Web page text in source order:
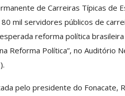
de Carreiras Típicas de
mil servidores públicos de
reforma política
Reforma Política”, no Auditório
pelo presidente do Fonacate,
Clube De Benefícios
Reúne Dezenas De Escolas
Comunicacao 29 jun, 2026